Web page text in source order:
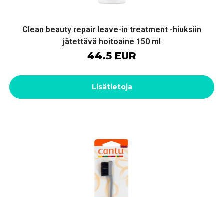
Clean beauty repair leave-in treatment -hiuksiin
jätettävä hoitoaine 150 ml
44.5 EUR
Lisätietoja